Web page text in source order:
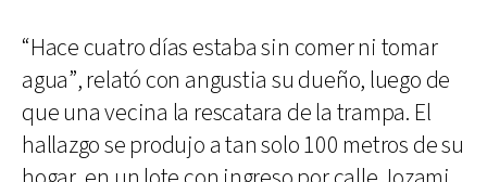
“Hace cuatro días estaba sin comer ni tomar
agua”, relató con angustia su dueño, luego de
que una vecina la rescatara de la trampa. El
hallazgo se produjo a tan solo 100 metros de su